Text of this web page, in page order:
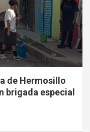
de Hermosillo
brigada especial